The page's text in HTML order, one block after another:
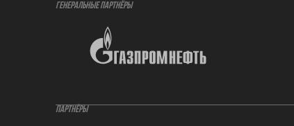
ГЕНЕРАЛЬНЫЕ ПАРТНЁРЫ
ПАРТНЁРЫ